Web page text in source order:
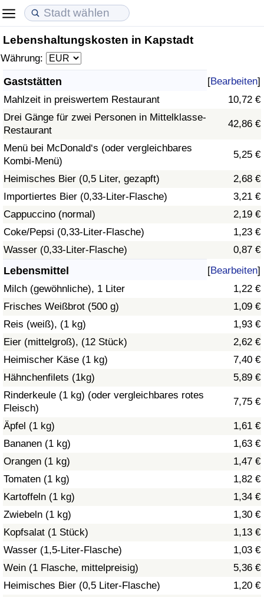
Lebenshaltungskosten in Kapstadt
Währung:
Gaststätten [Bearbeiten]
Mahlzeit in preiswertem Restaurant
10,72 €
Drei Gänge für zwei Personen in Mittelklasse-
Restaurant
42,86 €
Menü bei McDonald‘s (oder vergleichbares
Kombi-Menü)
5,25 €
Heimisches Bier (0,5 Liter, gezapft)
2,68 €
Importiertes Bier (0,33-Liter-Flasche)
3,21 €
Cappuccino (normal)
2,19 €
Coke/Pepsi (0,33-Liter-Flasche)
1,23 €
Wasser (0,33-Liter-Flasche)
0,87 €
Lebensmittel [Bearbeiten]
Milch (gewöhnliche), 1 Liter
1,22 €
Frisches Weißbrot (500 g)
1,09 €
Reis (weiß), (1 kg)
1,93 €
Eier (mittelgroß), (12 Stück)
2,62 €
Heimischer Käse (1 kg)
7,40 €
Hähnchenfilets (1kg)
5,89 €
Rinderkeule (1 kg) (oder vergleichbares rotes
Fleisch)
7,75 €
Äpfel (1 kg)
1,61 €
Bananen (1 kg)
1,63 €
Orangen (1 kg)
1,47 €
Tomaten (1 kg)
1,82 €
Kartoffeln (1 kg)
1,34 €
Zwiebeln (1 kg)
1,30 €
Kopfsalat (1 Stück)
1,13 €
Wasser (1,5-Liter-Flasche)
1,03 €
Wein (1 Flasche, mittelpreisig)
5,36 €
Heimisches Bier (0,5 Liter-Flasche)
1,20 €
Lebenshaltungskosten
Lebenshaltungskosten-Index (aktuell)
Lebenshaltungskosten-Index
Lebenshaltungskosten-Index nach Land
in Akaba
Immobilienpreise
Immobilienpreis-Index (aktuell)
Immobilienpreis-Index
Immobilienpreis-Index nach Land
Lebensqualität
Lebensqualität-Index
Lebensqualität-Index (aktuell)
Lebensqualitätsindex nach Land
Kriminalität
Kriminalitäts-Index (aktuell)
Kriminalitäts-Index
Kriminalitätsindex nach Land
Gesundheitsversorgung
Gesundheitsversorgungs-Index (aktuell)
Gesundheitsversorgungs-Index
Gesundheitsversorgungs-Index nach Land
Umweltverschmutzung
Verschmutzungsindex
Umweltverschmutzungs-Index nach Land
Verkehr
Verkehrs-Index
Verkehrs-Index (aktuell)